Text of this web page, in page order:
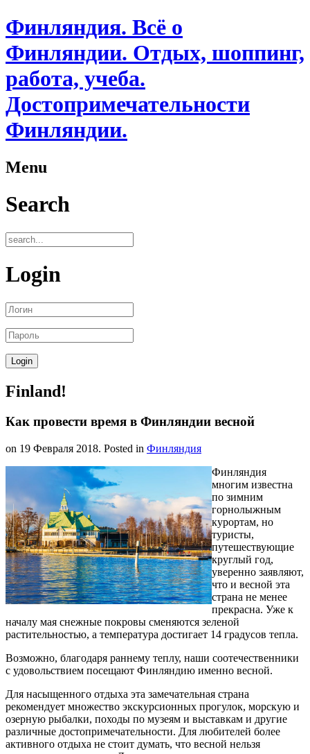
Финляндия. Всё о
Финляндии. Отдых, шоппинг,
работа, учеба.
Достопримечательности
Финляндии.
Menu
Search
Login
Finland!
Как провести время в Финляндии весной
on 19 Февраля 2018. Posted in Финляндия
Финляндия
многим известна
по зимним
горнолыжным
курортам, но
туристы,
путешествующие
круглый год,
уверенно заявляют,
что и весной эта
страна не менее
прекрасна. Уже к
началу мая снежные покровы сменяются зеленой
растительностью, а температура достигает 14 градусов тепла.
Возможно, благодаря раннему теплу, наши соотечественники
с удовольствием посещают Финляндию именно весной.
Для насыщенного отдыха эта замечательная страна
рекомендует множество экскурсионных прогулок, морскую и
озерную рыбалки, походы по музеям и выставкам и другие
различные достопримечательности. Для любителей более
активного отдыха не стоит думать, что весной нельзя